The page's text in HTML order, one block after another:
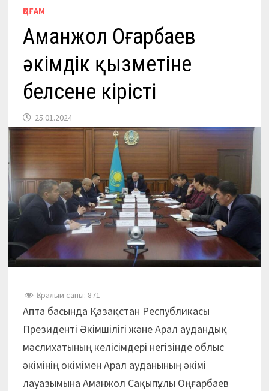
ҚОҒАМ
Аманжол Оңғарбаев
әкімдік қызметіне
белсене кірісті
25.01.2024
Қаралым саны: 871
Апта басында Қазақстан Республикасы
Президенті Әкімшілігі және Арал аудандық
мәслихатының келісімдері негізінде облыс
әкімінің өкімімен Арал ауданының әкімі
лауазымына Аманжол Сақыпұлы Оңғарбаев